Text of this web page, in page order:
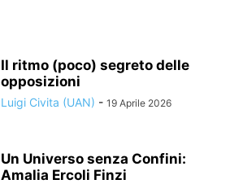
Il ritmo (poco) segreto delle
opposizioni
Luigi Civita (UAN) - 19 Aprile 2026
Un Universo senza Confini:
Amalia Ercoli Finzi